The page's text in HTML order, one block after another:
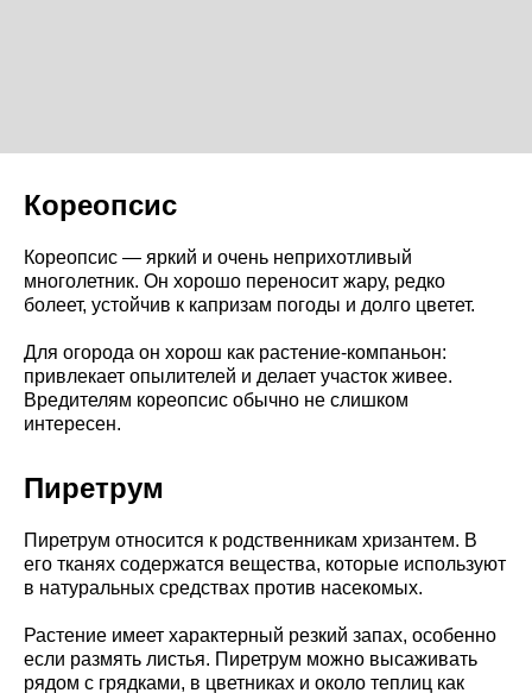
Кореопсис
Кореопсис — яркий и очень неприхотливый
многолетник. Он хорошо переносит жару, редко
болеет, устойчив к капризам погоды и долго цветет.
Для огорода он хорош как растение-компаньон:
привлекает опылителей и делает участок живее.
Вредителям кореопсис обычно не слишком
интересен.
Пиретрум
Пиретрум относится к родственникам хризантем. В
его тканях содержатся вещества, которые используют
в натуральных средствах против насекомых.
Растение имеет характерный резкий запах, особенно
если размять листья. Пиретрум можно высаживать
рядом с грядками, в цветниках и около теплиц как